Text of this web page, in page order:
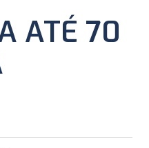
ATÉ 70